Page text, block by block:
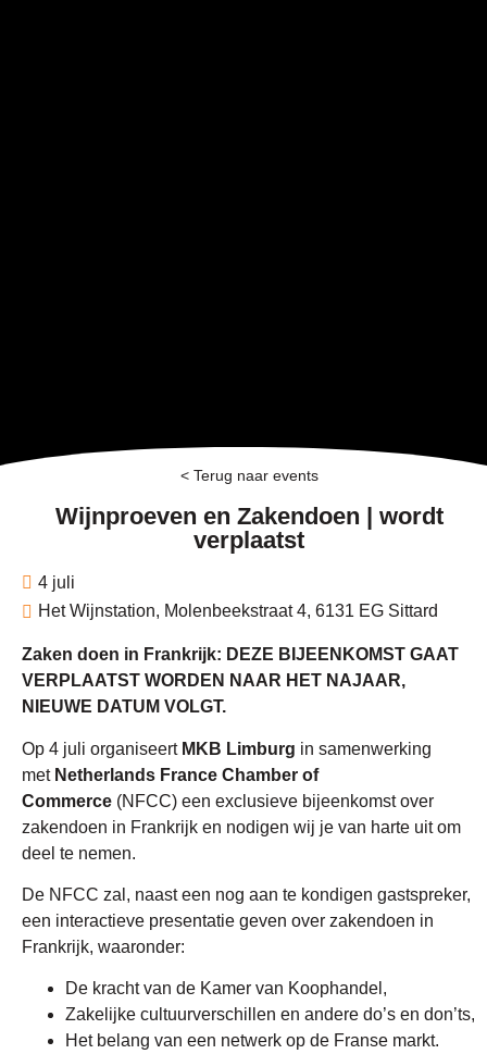
< Terug naar events
Wijnproeven en Zakendoen | wordt
verplaatst
4 juli
Het Wijnstation, Molenbeekstraat 4, 6131 EG Sittard
Zaken doen in Frankrijk: DEZE BIJEENKOMST GAAT
VERPLAATST WORDEN NAAR HET NAJAAR,
NIEUWE DATUM VOLGT.
Op 4 juli organiseert MKB Limburg in samenwerking
met Netherlands France Chamber of
Commerce (NFCC) een exclusieve bijeenkomst over
zakendoen in Frankrijk en nodigen wij je van harte uit om
deel te nemen.
De NFCC zal, naast een nog aan te kondigen gastspreker,
een interactieve presentatie geven over zakendoen in
Frankrijk, waaronder:
De kracht van de Kamer van Koophandel,
Zakelijke cultuurverschillen en andere do’s en don’ts,
Het belang van een netwerk op de Franse markt.